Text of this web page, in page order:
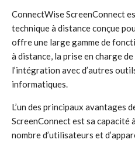
ConnectWise ScreenConnect
technique à distance conçue
offre une large gamme de
à distance, la prise en charge
l’intégration avec d’autres
informatiques.
L’un des principaux avantages
ScreenConnect est sa capacité
nombre d’utilisateurs et